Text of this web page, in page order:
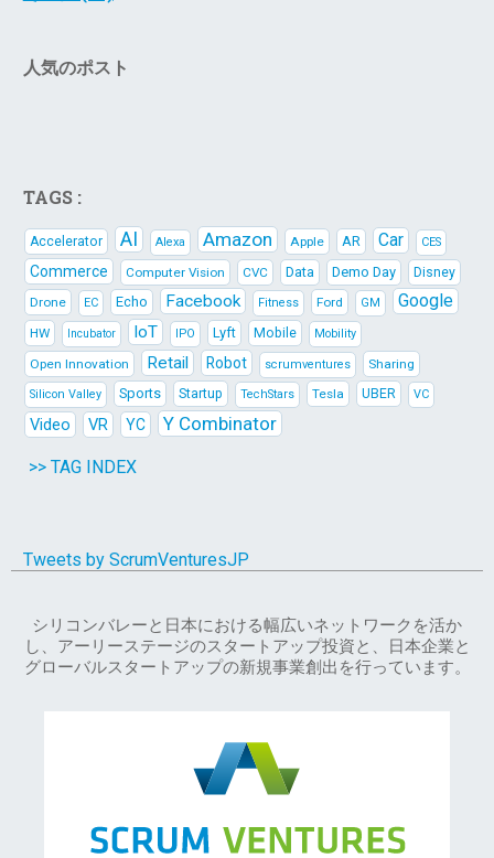
人気のポスト
TAGS :
Accelerator AI Alexa Amazon Apple AR Car CES
Commerce Computer Vision CVC Data Demo Day
Disney
Drone
EC Echo Facebook Fitness Ford GM Google
HW Incubator IoT IPO Lyft Mobile Mobility
Open Innovation Retail Robot scrumventures Sharing
Silicon Valley Sports Startup TechStars Tesla UBER VC
Video VR YC Y Combinator
>> TAG INDEX
Tweets by ScrumVenturesJP
シリコンバレーと日本における幅広いネットワークを活か
し、アーリーステージのスタートアップ投資と、日本企業と
グローバルスタートアップの新規事業創出を行っています。